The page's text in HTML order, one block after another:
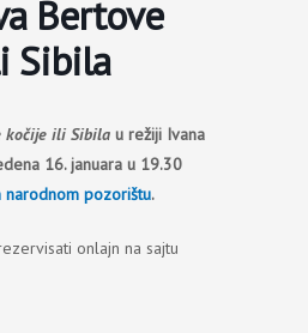
Bertove
Sibila
kočije ili Sibila u režiji Ivana
16. januara u 19.30
narodnom pozorištu.
onlajn na sajtu